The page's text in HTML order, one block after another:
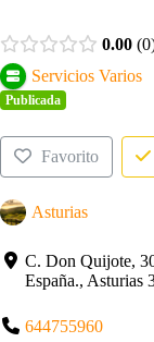
0.00 0
Servicios Varios
Publicada
Favorito
Asturias
C. Don Quijote,
España., Asturias
644755960